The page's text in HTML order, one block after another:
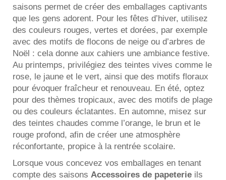
saisons permet de créer des emballages captivants
que les gens adorent. Pour les fêtes d’hiver, utilisez
des couleurs rouges, vertes et dorées, par exemple
avec des motifs de flocons de neige ou d’arbres de
Noël : cela donne aux cahiers une ambiance festive.
Au printemps, privilégiez des teintes vives comme le
rose, le jaune et le vert, ainsi que des motifs floraux
pour évoquer fraîcheur et renouveau. En été, optez
pour des thèmes tropicaux, avec des motifs de plage
ou des couleurs éclatantes. En automne, misez sur
des teintes chaudes comme l’orange, le brun et le
rouge profond, afin de créer une atmosphère
réconfortante, propice à la rentrée scolaire.
Lorsque vous concevez vos emballages en tenant
compte des saisons Accessoires de papeterie ils